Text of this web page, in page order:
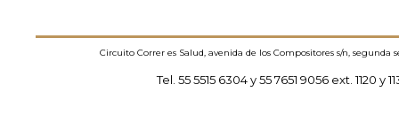
Circuito Correr es Salud, avenida de los Compositores s/n,
Tel. 55 5515 6304 y 55 7651 9056 ext. 1120